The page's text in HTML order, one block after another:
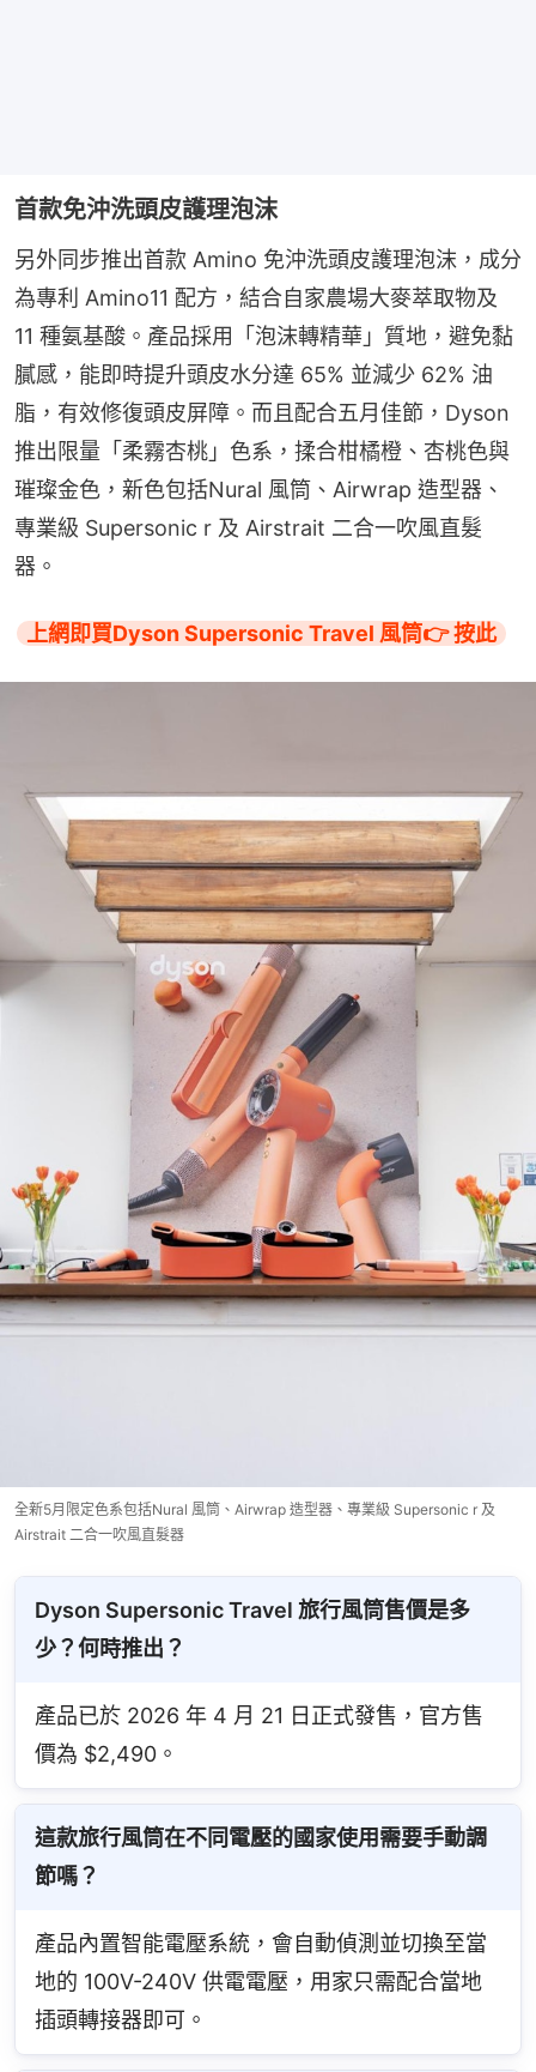
首款免沖洗頭皮護理泡沫
另外同步推出首款 Amino 免沖洗頭皮護理泡沫，成分
為專利 Amino11 配方，結合自家農場大麥萃取物及
11 種氨基酸。產品採用「泡沫轉精華」質地，避免黏
膩感，能即時提升頭皮水分達 65% 並減少 62% 油
脂，有效修復頭皮屏障。而且配合五月佳節，Dyson
推出限量「柔霧杏桃」色系，揉合柑橘橙、杏桃色與
璀璨金色，新色包括Nural 風筒、Airwrap 造型器、
專業級 Supersonic r 及 Airstrait 二合一吹風直髮
器。
上網即買Dyson Supersonic Travel 風筒👉 按此
全新5月限定色系包括Nural 風筒、Airwrap 造型器、專業級 Supersonic r 及
Airstrait 二合一吹風直髮器
Dyson Supersonic Travel 旅行風筒售價是多
少？何時推出？
產品已於 2026 年 4 月 21 日正式發售，官方售
價為 $2,490。
這款旅行風筒在不同電壓的國家使用需要手動調
節嗎？
產品內置智能電壓系統，會自動偵測並切換至當
地的 100V-240V 供電電壓，用家只需配合當地
插頭轉接器即可。